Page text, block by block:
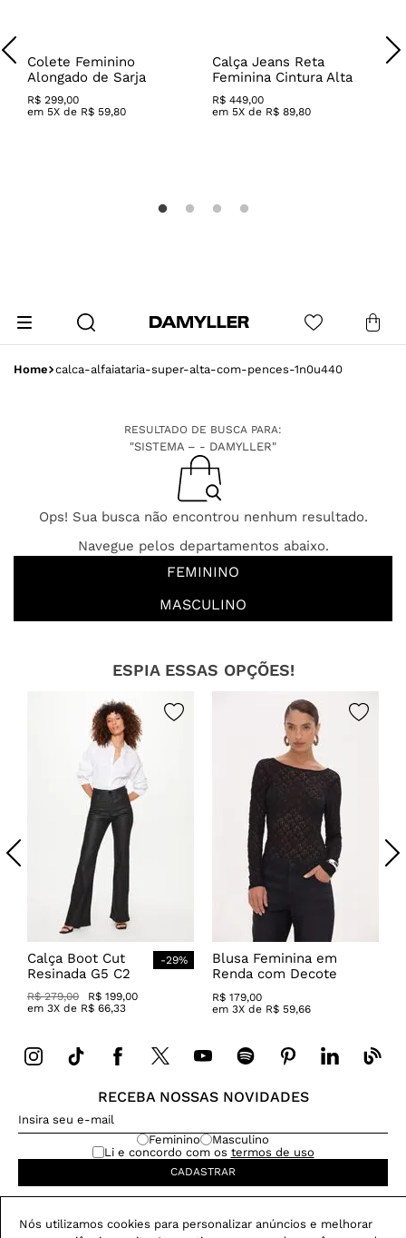
Nós utilizamos cookies para personalizar anúncios e melhorar
Colete Feminino
Alongado de Sarja
R$ 299,00
em 5X de R$ 59,80
Calça Jeans Reta
Feminina Cintura Alta
R$ 449,00
em 5X de R$ 89,80
calca-alfaiataria-super-alta-com-pences-1n0u440
RESULTADO DE BUSCA PARA:
"SISTEMA – - DAMYLLER"
Ops! Sua busca não encontrou nenhum resultado.
Navegue pelos departamentos abaixo.
FEMININO
MASCULINO
ESPIA ESSAS OPÇÕES!
Calça Boot Cut
Resinada G5 C2
-29%
R$ 279,00 R$ 199,00
em 3X de R$ 66,33
Blusa Feminina em
Renda com Decote
Canoa
R$ 179,00
em 3X de R$ 59,66
RECEBA NOSSAS NOVIDADES
Feminino
Masculino
Li e concordo com os termos de uso
CADASTRAR
Dúvida na compra?